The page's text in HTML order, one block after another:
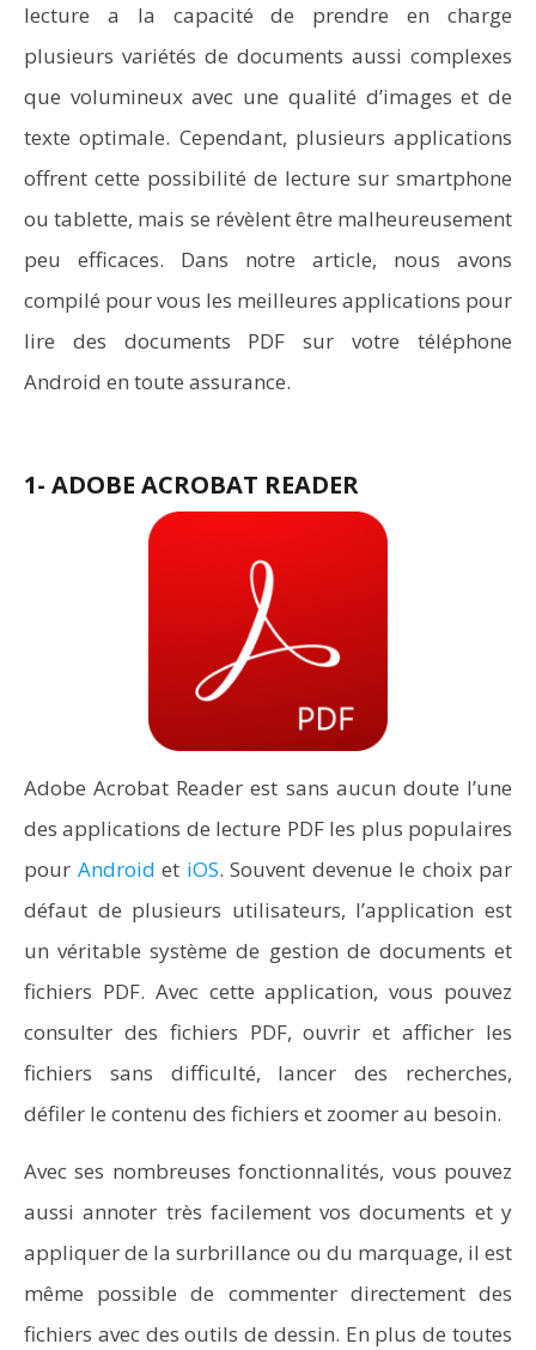
lecture a la capacité de prendre en charge
plusieurs variétés de documents aussi complexes
que volumineux avec une qualité d’images et de
texte optimale. Cependant, plusieurs applications
offrent cette possibilité de lecture sur smartphone
ou tablette, mais se révèlent être malheureusement
peu efficaces. Dans notre article, nous avons
compilé pour vous les meilleures applications pour
lire des documents PDF sur votre téléphone
Android en toute assurance.
1- ADOBE ACROBAT READER
Adobe Acrobat Reader est sans aucun doute l’une
des applications de lecture PDF les plus populaires
pour Android et iOS. Souvent devenue le choix par
défaut de plusieurs utilisateurs, l’application est
un véritable système de gestion de documents et
fichiers PDF. Avec cette application, vous pouvez
consulter des fichiers PDF, ouvrir et afficher les
fichiers sans difficulté, lancer des recherches,
défiler le contenu des fichiers et zoomer au besoin.
Avec ses nombreuses fonctionnalités, vous pouvez
aussi annoter très facilement vos documents et y
appliquer de la surbrillance ou du marquage, il est
même possible de commenter directement des
fichiers avec des outils de dessin. En plus de toutes